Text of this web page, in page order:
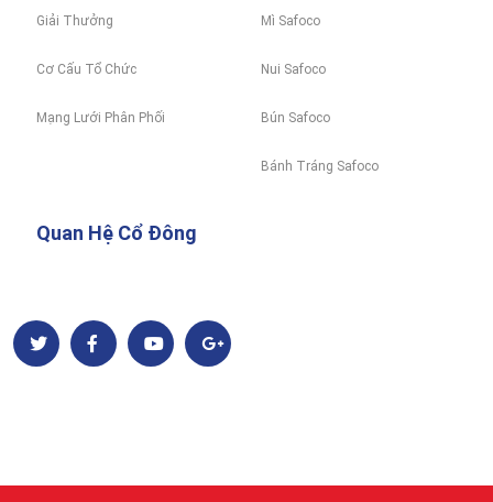
Giải Thưởng
Cơ Cấu Tổ Chức
Mạng Lưới Phân Phối
Mì Safoco
Nui Safoco
Bún Safoco
Bánh Tráng Safoco
Quan Hệ Cổ Đông